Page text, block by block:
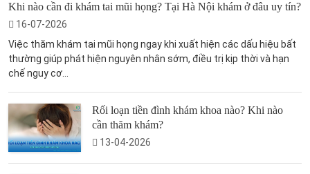
Khi nào cần đi khám tai mũi họng? Tại Hà Nội khám ở đâu uy tín?
16-07-2026
Việc thăm khám tai mũi họng ngay khi xuất hiện các dấu hiệu bất
thường giúp phát hiện nguyên nhân sớm, điều trị kịp thời và hạn
chế nguy cơ...
Rối loạn tiền đình khám khoa nào? Khi nào
cần thăm khám?
13-04-2026